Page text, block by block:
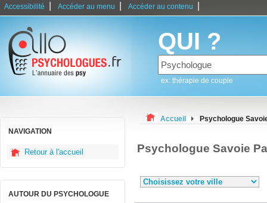
Accessibilité Accéder au menu Accéder au contenu
QUI ?
ex: thérapie de couple
NAVIGATION
Retour à l'accueil
AUTOUR DU PSYCHOLOGUE
Accueil Psychologue
Psychologue Savoie